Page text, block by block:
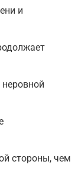
и
стороны, чем